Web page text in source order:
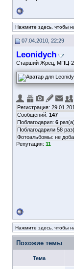
Нажмите здесь, чтобы
07.04.2010, 22:29
Leonidych
Старший Жрец, МПЦ-2
Регистрация:
Сообщений: 147
Поблагодарил: 6 раз(а)
Поблагодарили 58
Фотоальбомы: не
Репутация: 11
Нажмите здесь, чтобы
Похожие темы
Тема